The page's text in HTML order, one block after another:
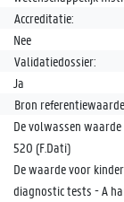
Accreditatie:
Nee
Validatiedossier:
Ja
Bron
De volwassen waarde
520 (F.Dati)
De waarde voor
diagnostic tests - A